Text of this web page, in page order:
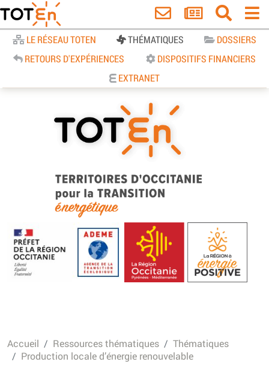
LE RÉSEAU TOTEN THÉMATIQUES
DOSSIERS
RETOURS D'EXPÉRIENCES
DISPOSITIFS FINANCIERS
EXTRANET
TOTEn Occitanie | Territoires
d’Occitanie pour la Transition
Energétique
Accueil Ressources thématiques
Thématiques
Production locale d’énergie renouvelable